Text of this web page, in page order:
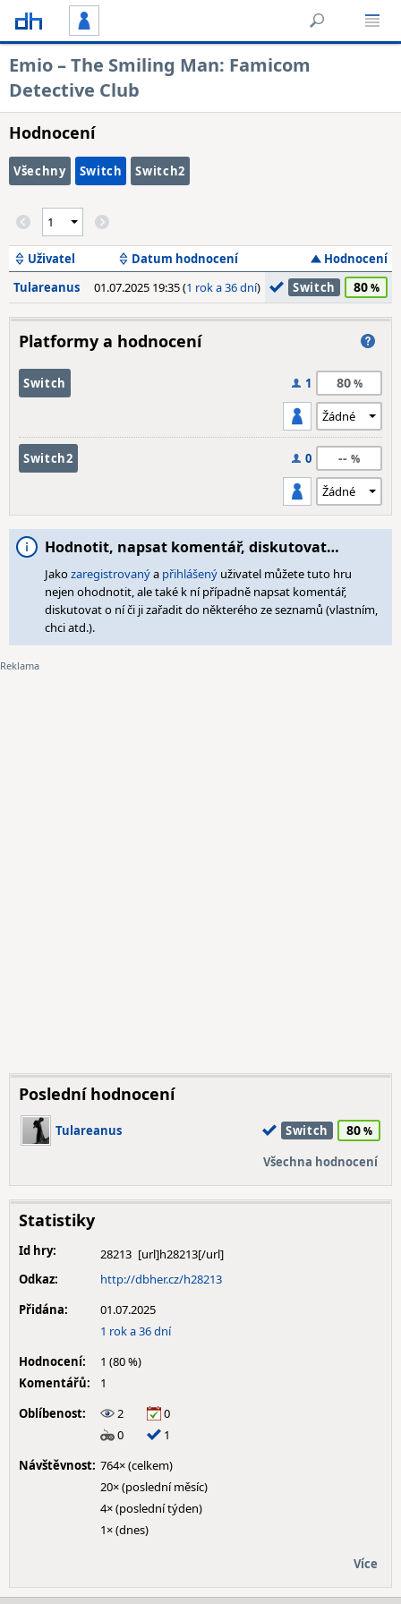
Emio – The Smiling Man: Famicom
Detective Club
Hodnocení
Všechny Switch Switch2
Uživatel Datum hodnocení
Hodnocení
Tulareanus
01.07.2025 19:35 (1 rok a 36 dní) Switch 80
Platformy a hodnocení
Switch 1 80
Switch2 0 --
Hodnotit, napsat komentář, diskutovat…
Jakozaregistrovanýa přihlášený uživatel můžete tuto hru
nejen ohodnotit, ale také k ní případně napsat komentář,
diskutovat o ní či ji zařadit do některého ze seznamů (vlastním,
chci atd.).
Poslední hodnocení
Tulareanus Switch 80
Všechna hodnocení
Statistiky
Id hry:
28213
Odkaz:
http://dbher.cz/h28213
Přidána:
01.07.2025
1 rok a 36 dní
Hodnocení:
1 (80 %)
Komentářů:
1
Oblíbenost:
2
0
0
1
Návštěvnost: 764× (celkem)
20× (poslední měsíc)
4× (poslední týden)
1× (dnes)
Více